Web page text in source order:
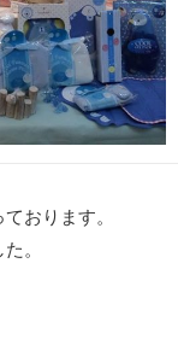
おります。
。